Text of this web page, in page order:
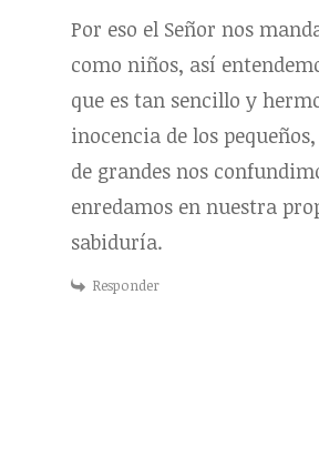
Por eso el Señor nos
como niños, así
que es tan sencillo y
inocencia de los
de grandes nos
enredamos en nuestra
sabiduría.
Responder